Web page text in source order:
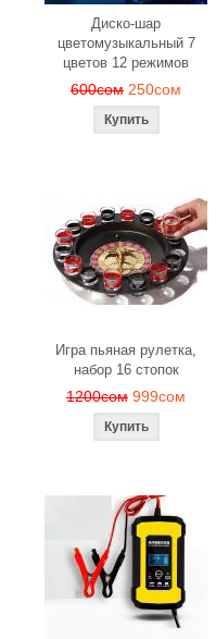
Диско-шар
цветомузыкальный 7
цветов 12 режимов
600сом 250сом
Игра пьяная рулетка,
набор 16 стопок
1200сом 999сом